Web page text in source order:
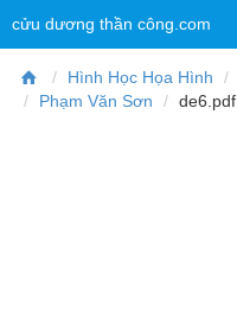
cửu dương thần công.com
Hình Học Họa Hình
Phạm Văn Sơn
de6.pdf